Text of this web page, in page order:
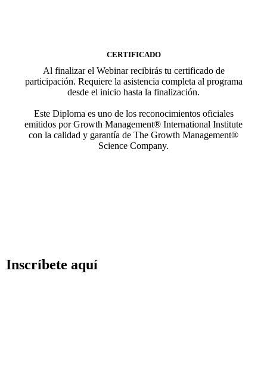
CERTIFICADO
Al finalizar el Webinar recibirás tu certificado de
participación. Requiere la asistencia completa al programa
desde el inicio hasta la finalización.
Este Diploma es uno de los reconocimientos oficiales
emitidos por Growth Management® International Institute
con la calidad y garantía de The Growth Management®
Science Company.
Inscríbete aquí